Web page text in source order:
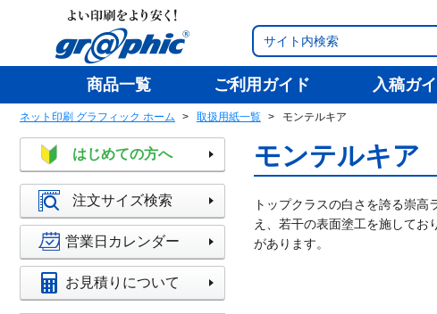
商品一覧 ご利用ガイド 入稿ガ
ネット印刷 グラフィック ホーム 取扱用紙一覧 モンテルキア
はじめての方へ
注文サイズ検索
営業日カレンダー
お見積りについて
モンテルキア
トップクラスの白さを誇る崇
え、若干の表面塗工を施してお
があります。